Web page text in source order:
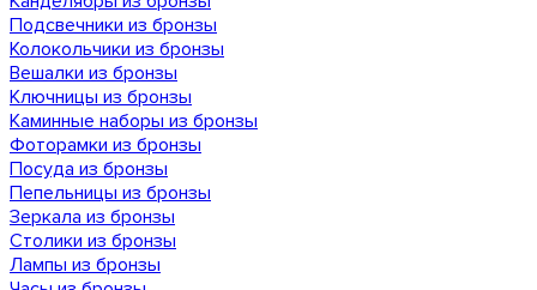
Подсвечники из бронзы
Колокольчики из бронзы
Вешалки из бронзы
Ключницы из бронзы
Каминные наборы из бронзы
Фоторамки из бронзы
Посуда из бронзы
Пепельницы из бронзы
Зеркала из бронзы
Столики из бронзы
Лампы из бронзы